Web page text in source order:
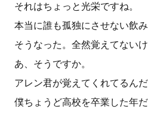
それはちょっと光栄ですね。
本当に誰も孤独にさせない飲み
そうなった。全然覚えてないけ
あ、そうですか。
アレン君が覚えてくれてるん
僕ちょうど高校を卒業した年だ